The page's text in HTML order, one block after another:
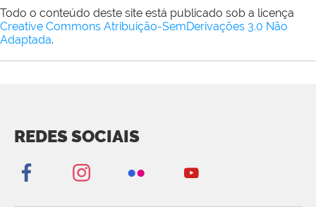
Todo o conteúdo deste site está publicado sob a licença
Creative Commons Atribuição-SemDerivações 3.0 Não
Adaptada.
REDES SOCIAIS